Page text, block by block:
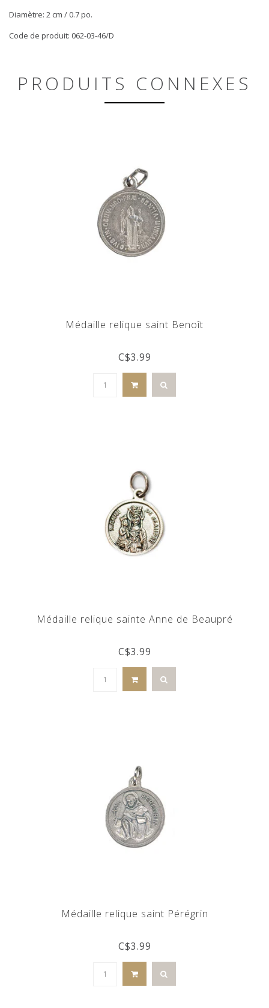
Diamètre: 2 cm / 0.7 po.
Code de produit: 062-03-46/D
PRODUITS CONNEXES
Médaille relique saint Benoît
C$3.99
Médaille relique sainte Anne de Beaupré
C$3.99
Médaille relique saint Pérégrin
C$3.99